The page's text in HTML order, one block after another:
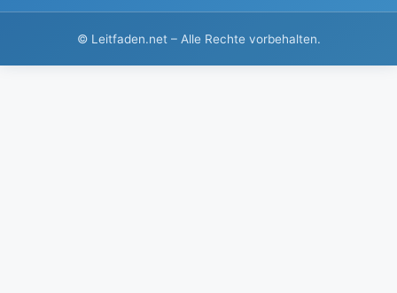
© Leitfaden.net – Alle Rechte vorbehalten.